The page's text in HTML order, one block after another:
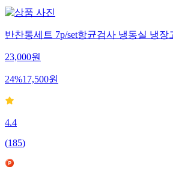
반찬통세트 7p/set항균검사 냉동실 냉장
23,000원
24%17,500원
4.4
(185)